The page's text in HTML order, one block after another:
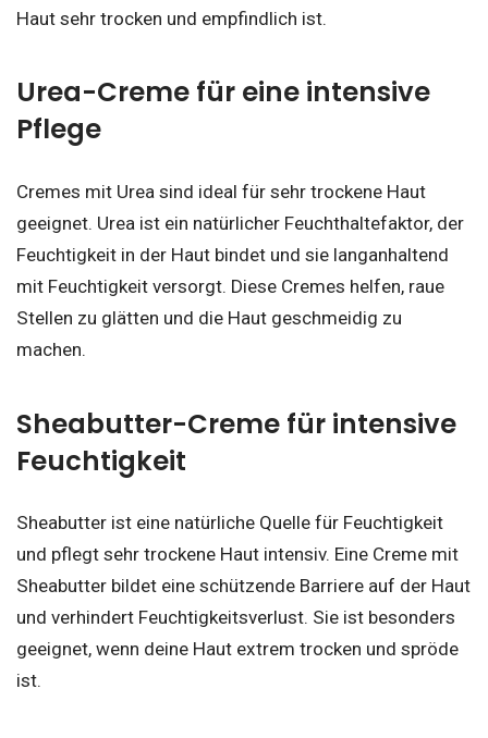
Haut sehr trocken und empfindlich ist.
Urea-Creme für eine intensive
Pflege
Cremes mit Urea sind ideal für sehr trockene Haut
geeignet. Urea ist ein natürlicher Feuchthaltefaktor, der
Feuchtigkeit in der Haut bindet und sie langanhaltend
mit Feuchtigkeit versorgt. Diese Cremes helfen, raue
Stellen zu glätten und die Haut geschmeidig zu
machen.
Sheabutter-Creme für intensive
Feuchtigkeit
Sheabutter ist eine natürliche Quelle für Feuchtigkeit
und pflegt sehr trockene Haut intensiv. Eine Creme mit
Sheabutter bildet eine schützende Barriere auf der Haut
und verhindert Feuchtigkeitsverlust. Sie ist besonders
geeignet, wenn deine Haut extrem trocken und spröde
ist.